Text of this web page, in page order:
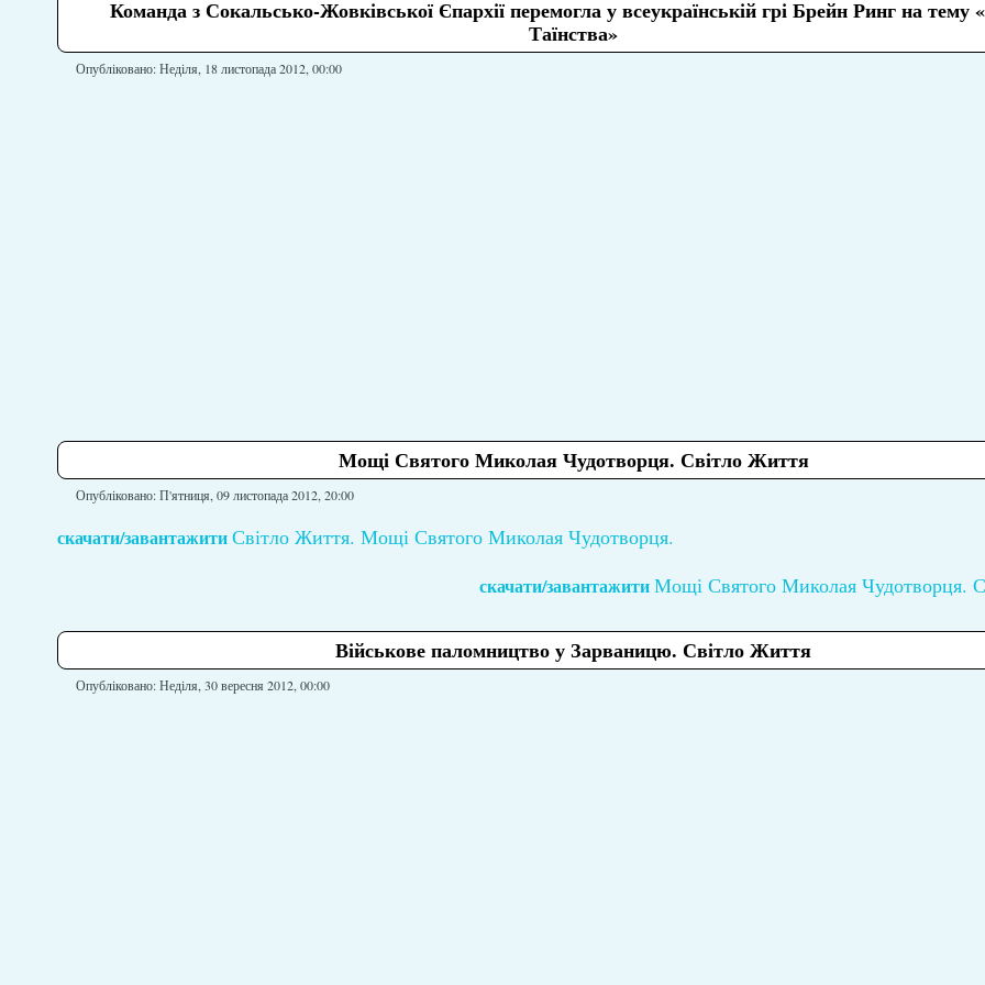
Команда з Сокальсько-Жовківської Єпархії перемогла у всеукраїнській грі Брейн Ринг на тему
Таїнства»
Опубліковано: Неділя, 18 листопада 2012, 00:00
Мощі Святого Миколая Чудотворця. Світло Життя
Опубліковано: П'ятниця, 09 листопада 2012, 20:00
скачати/завантажитиСвітло Життя. Мощі Святого Миколая Чудотворця.
скачати/завантажитиМощі Святого Миколая Чудотворця.
Військове паломництво у Зарваницю. Світло Життя
Опубліковано: Неділя, 30 вересня 2012, 00:00